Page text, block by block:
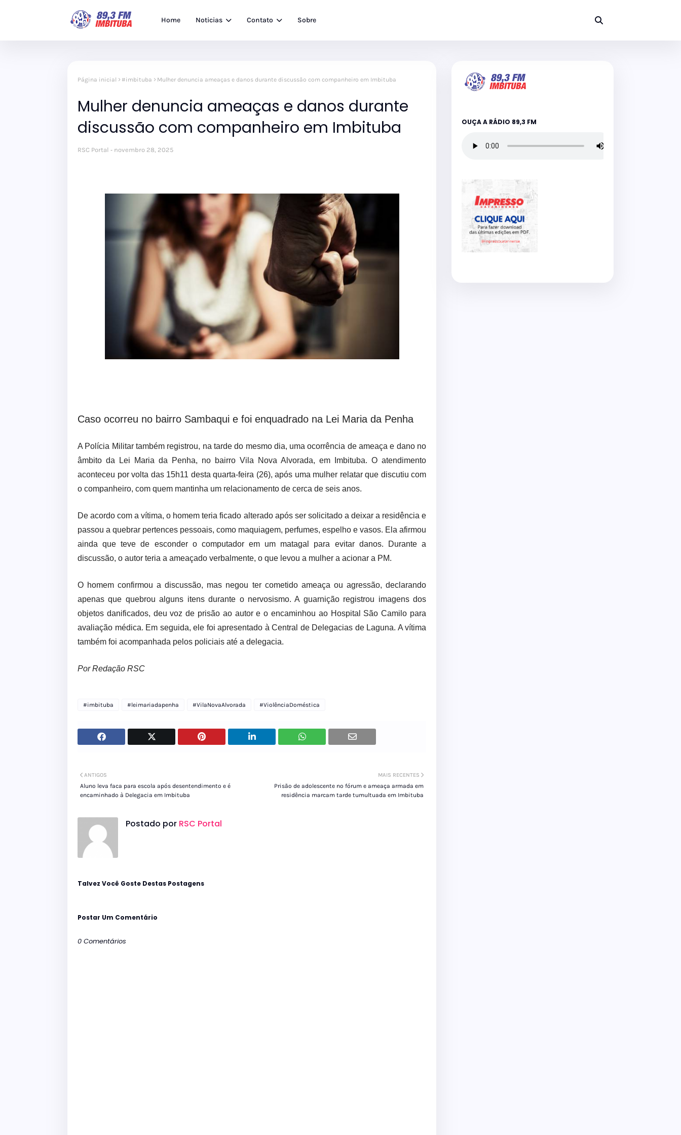
Home Noticias Contato Sobre
Página inicial #imbituba Mulher denuncia ameaças e danos durante discussão com companheiro em Imbituba
Mulher denuncia ameaças e danos durante
discussão com companheiro em Imbituba
RSC Portal novembro 28, 2025
Caso ocorreu no bairro Sambaqui e foi enquadrado na Lei Maria da Penha
A Polícia Militar também registrou, na tarde do mesmo dia, uma ocorrência de ameaça e dano no
âmbito da Lei Maria da Penha, no bairro Vila Nova Alvorada, em Imbituba. O atendimento
aconteceu por volta das 15h11 desta quarta-feira (26), após uma mulher relatar que discutiu com
o companheiro, com quem mantinha um relacionamento de cerca de seis anos.
De acordo com a vítima, o homem teria ficado alterado após ser solicitado a deixar a residência e
passou a quebrar pertences pessoais, como maquiagem, perfumes, espelho e vasos. Ela afirmou
ainda que teve de esconder o computador em um matagal para evitar danos. Durante a
discussão, o autor teria a ameaçado verbalmente, o que levou a mulher a acionar a PM.
O homem confirmou a discussão, mas negou ter cometido ameaça ou agressão, declarando
apenas que quebrou alguns itens durante o nervosismo. A guarnição registrou imagens dos
objetos danificados, deu voz de prisão ao autor e o encaminhou ao Hospital São Camilo para
avaliação médica. Em seguida, ele foi apresentado à Central de Delegacias de Laguna. A vítima
também foi acompanhada pelos policiais até a delegacia.
Por Redação RSC
#imbituba #leimariadapenha #VilaNovaAlvorada #ViolênciaDoméstica
MAIS RECENTES
Prisão de adolescente no fórum e ameaça armada em
residência marcam tarde tumultuada em Imbituba
ANTIGOS
Aluno leva faca para escola após desentendimento e é
encaminhado à Delegacia em Imbituba
Postado por RSC Portal
Talvez Você Goste Destas Postagens
Postar Um Comentário
0 Comentários
OUÇA A RÁDIO 89,3 FM